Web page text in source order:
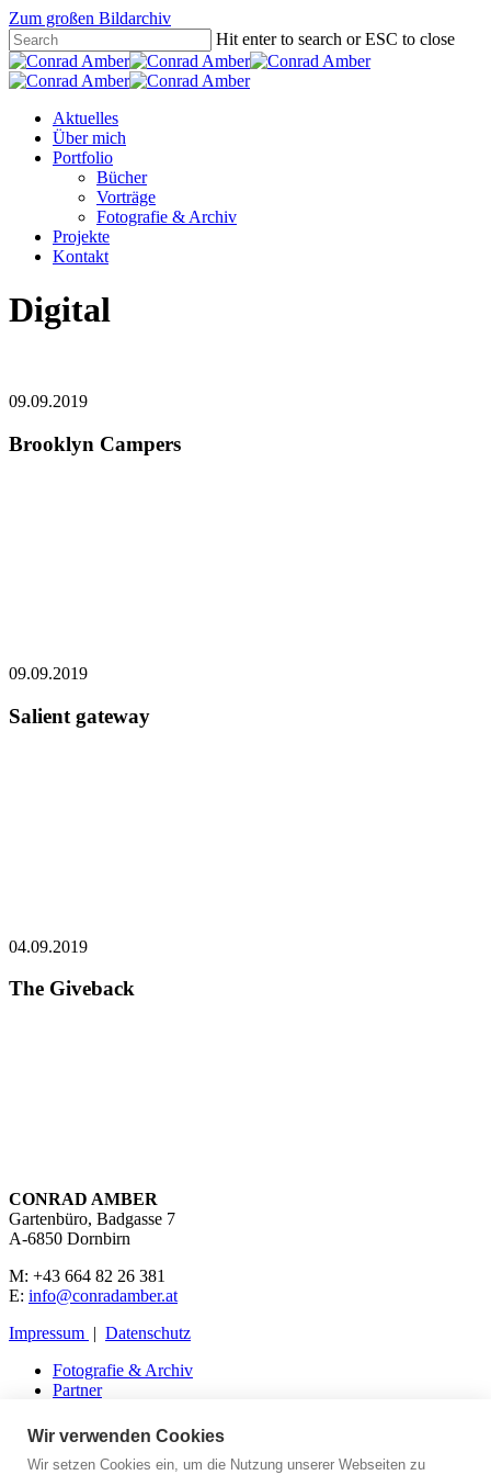
Zum großen Bildarchiv
Hit enter to search or ESC to close
Aktuelles
Über mich
Portfolio
Bücher
Vorträge
Fotografie & Archiv
Projekte
Kontakt
Digital
09.09.2019
Brooklyn Campers
09.09.2019
Salient gateway
04.09.2019
The Giveback
CONRAD AMBER
Gartenbüro, Badgasse 7
A-6850 Dornbirn
M: +43 664 82 26 381
E: info@conradamber.at
Impressum | Datenschutz
Fotografie & Archiv
Partner
Kontakt
Wir verwenden Cookies
Wir setzen Cookies ein, um die Nutzung unserer Webseiten zu